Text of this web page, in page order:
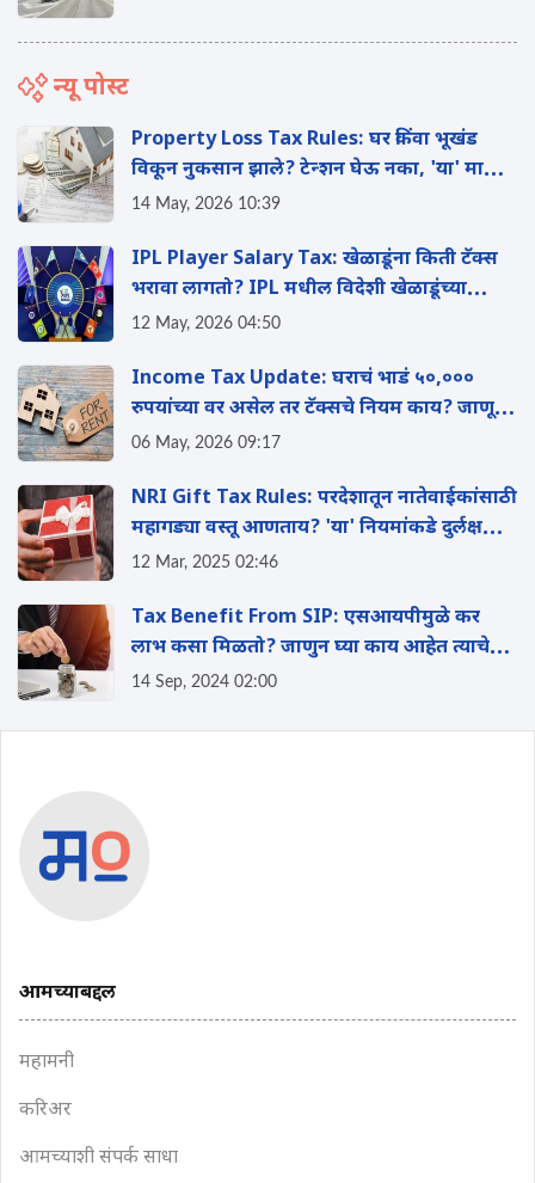
न्यू पोस्ट
Property Loss Tax Rules: घर किंवा भूखंड
विकून नुकसान झाले? टेन्शन घेऊ नका, 'या' मार्गाने
वाचवू शकता तुमचा इन्कम टॅक्स
14 May, 2026 10:39
IPL Player Salary Tax: खेळाडूंना किती टॅक्स
भरावा लागतो? IPL मधील विदेशी खेळाडूंच्या
पगाराचे 'हे' आहे टॅक्स गणित
12 May, 2026 04:50
Income Tax Update: घराचं भाडं ५०,०००
रुपयांच्या वर असेल तर टॅक्सचे नियम काय? जाणून
घ्या
06 May, 2026 09:17
NRI Gift Tax Rules: परदेशातून नातेवाईकांसाठी
महागड्या वस्तू आणताय? 'या' नियमांकडे दुर्लक्ष
केल्यास बसू शकतो टॅक्सचा फटका
12 Mar, 2025 02:46
Tax Benefit From SIP: एसआयपीमुळे कर
लाभ कसा मिळतो? जाणुन घ्या काय आहेत त्याचे
फायदे?
14 Sep, 2024 02:00
आमच्याबद्दल
महामनी
करिअर
आमच्याशी संपर्क साधा